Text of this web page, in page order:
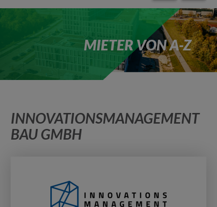
MIETER VON A-Z
INNOVATIONSMANAGEMENT
BAU GMBH